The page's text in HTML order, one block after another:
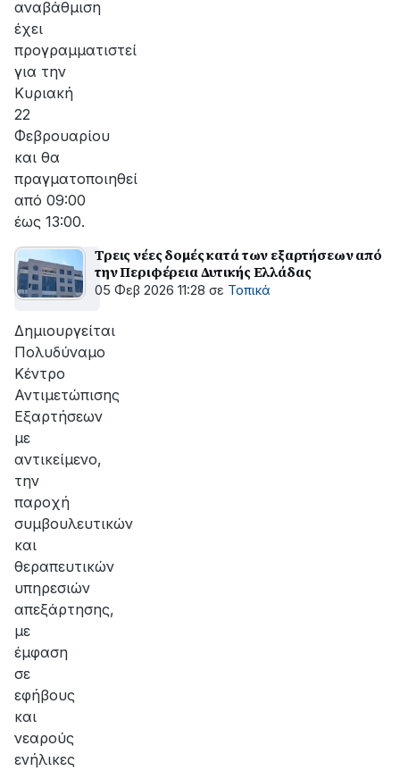
αναβάθμιση
έχει
προγραμματιστεί
για την
Κυριακή
22
Φεβρουαρίου
και θα
πραγματοποιηθεί
από 09:00
έως 13:00.
Τρεις νέες δομές κατά των εξαρτήσεων από
την Περιφέρεια Δυτικής Ελλάδας
05 Φεβ 2026 11:28 σε Τοπικά
Δημιουργείται
Πολυδύναμο
Κέντρο
Αντιμετώπισης
Εξαρτήσεων
με
αντικείμενο,
την
παροχή
συμβουλευτικών
και
θεραπευτικών
υπηρεσιών
απεξάρτησης,
με
έμφαση
σε
εφήβους
και
νεαρούς
ενήλικες